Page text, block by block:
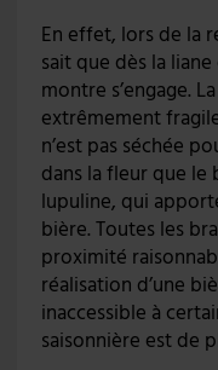
En effet, lors de la
sait que dès la
montre s’engage.
extrêmement
n’est pas séchée
dans la fleur que le
lupuline, qui
bière. Toutes les
proximité
réalisation d’une
inaccessible à
saisonnière est de